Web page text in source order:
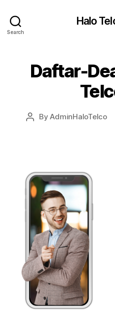
Search
Halo
Daftar-
PostByAdminHaloTelco